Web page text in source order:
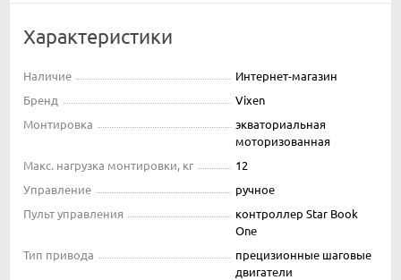
Характеристики
Наличие
Интернет-магазин
Бренд
Vixen
Монтировка
экваториальная
моторизованная
Макс. нагрузка монтировки, кг
12
Управление
ручное
Пульт управления
контроллер Star Book
One
Тип привода
прецизионные шаговые
двигатели